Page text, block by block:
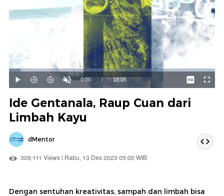
Mainkan
Suara
Hidup
Waktu
0:00 / Durasi
18:05
Dimuat:
5.69%
Ide Gentanala, Raup Cuan dari
Limbah Kayu
dMentor
309,111 Views | Rabu, 13 Des 2023 05:00 WIB
Dengan sentuhan kreativitas, sampah dan limbah bisa